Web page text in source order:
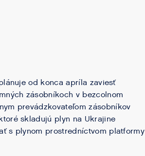
od konca apríla zaviesť
zásobníkoch v bezcolnom
prevádzkovateľom zásobníkov
skladujú plyn na Ukrajine
s plynom prostredníctvom platformy